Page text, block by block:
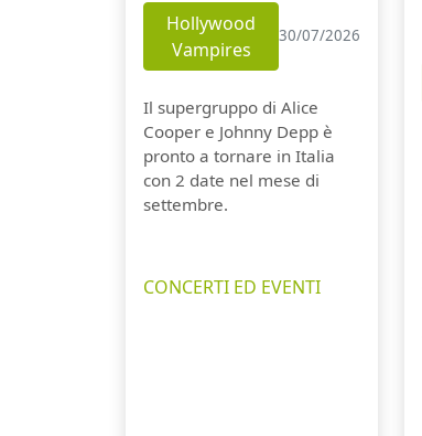
Hollywood
Vampires
30/07/2026
Il supergruppo di Alice
Cooper e Johnny Depp è
pronto a tornare in Italia
con 2 date nel mese di
settembre.
CONCERTI ED EVENTI